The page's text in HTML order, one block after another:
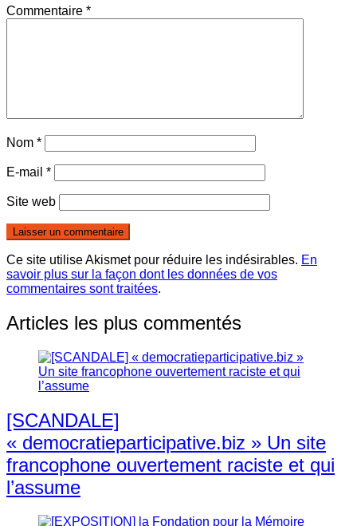
Commentaire *
Nom *
E-mail *
Site web
Ce site utilise Akismet pour réduire les indésirables. En
savoir plus sur la façon dont les données de vos
commentaires sont traitées.
Articles les plus commentés
[SCANDALE]
« democratieparticipative.biz » Un site
francophone ouvertement raciste et qui
l’assume